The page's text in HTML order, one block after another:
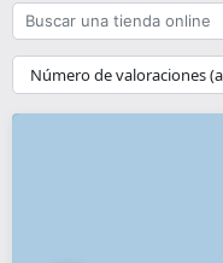
Buscar
una
tienda
online
{{
__('Sort')
}}